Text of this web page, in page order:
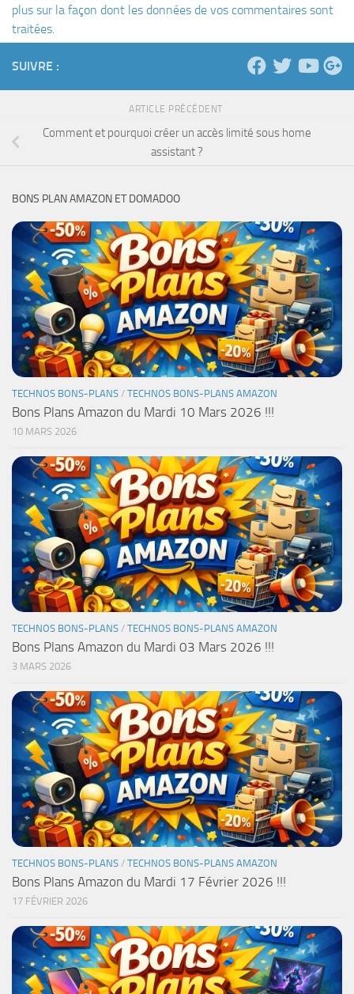
plus sur la façon dont les données de vos commentaires sont
traitées.
SUIVRE :
ARTICLE PRÉCÉDENT
Comment et pourquoi créer un accès limité sous home
assistant ?
BONS PLAN AMAZON ET DOMADOO
TECHNOS BONS-PLANS / TECHNOS BONS-PLANS AMAZON
Bons Plans Amazon du Mardi 10 Mars 2026 !!!
10 MARS 2026
TECHNOS BONS-PLANS / TECHNOS BONS-PLANS AMAZON
Bons Plans Amazon du Mardi 03 Mars 2026 !!!
3 MARS 2026
TECHNOS BONS-PLANS / TECHNOS BONS-PLANS AMAZON
Bons Plans Amazon du Mardi 17 Février 2026 !!!
17 FÉVRIER 2026